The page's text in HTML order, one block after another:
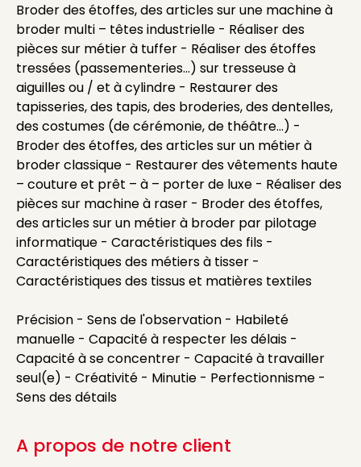
Broder des étoffes, des articles sur une machine à
broder multi – têtes industrielle - Réaliser des
pièces sur métier à tuffer - Réaliser des étoffes
tressées (passementeries…) sur tresseuse à
aiguilles ou / et à cylindre - Restaurer des
tapisseries, des tapis, des broderies, des dentelles,
des costumes (de cérémonie, de théâtre…) -
Broder des étoffes, des articles sur un métier à
broder classique - Restaurer des vêtements haute
– couture et prêt – à – porter de luxe - Réaliser des
pièces sur machine à raser - Broder des étoffes,
des articles sur un métier à broder par pilotage
informatique - Caractéristiques des fils -
Caractéristiques des métiers à tisser -
Caractéristiques des tissus et matières textiles
Précision - Sens de l'observation - Habileté
manuelle - Capacité à respecter les délais -
Capacité à se concentrer - Capacité à travailler
seul(e) - Créativité - Minutie - Perfectionnisme -
Sens des détails
A propos de notre client